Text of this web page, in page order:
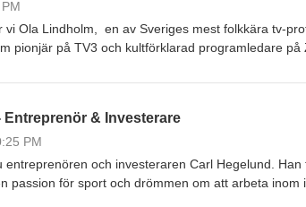
som krävs för att lyckas! Under inspelningen
📲 Besök och följ Helsingborgspodden:
Lindholm, en av Sveriges mest folkkära tv-profiler. Från
pionjär på TV3 och kultförklarad programledare på
och sin egen talkshow En Riktig Talkshow. Det
hur han idag försöker sätta Helsingborg på tv-
med Deep Studios? 🎙️ Ett inspirerande
väg i rampljuset – missa inte! Under inspelningen
inspelningen satt vi hos Deep Studios på Spritan i
Entreprenör & Investerare
PM
entreprenören och investeraren Carl Hegelund.
passion för sport och drömmen om att arbeta inom